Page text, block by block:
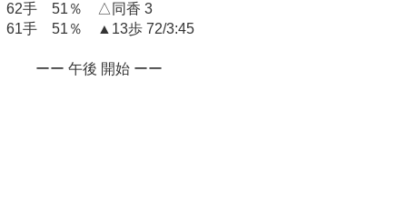
62手 51％ △同香 3
61手 51％ ▲13歩 72/3:45
ーー 午後 開始 ーー